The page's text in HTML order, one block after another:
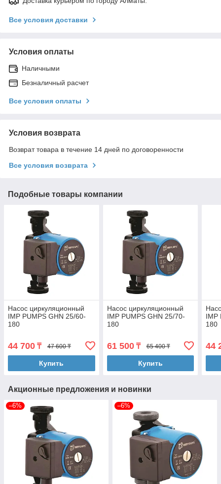
Все условия доставки
Условия оплаты
Наличными
Безналичный расчет
Все условия оплаты
Условия возврата
Возврат товара в течение 14 дней по договоренности
Все условия возврата
Подобные товары компании
Насос циркуляционный
IMP PUMPS GHN 25/60-
180
44 700 ₸ 47 600 ₸
Купить
Насос циркуляционный
IMP PUMPS GHN 25/70-
180
61 500₸ 65 400 ₸
Купить
IMP
180
44
Акционные предложения и новинки
–6% –6%